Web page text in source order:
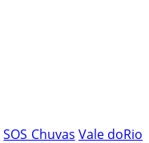
SOS Chuvas Vale doRio